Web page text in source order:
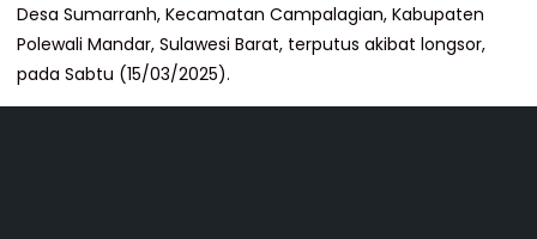
Desa Sumarranh, Kecamatan Campalagian, Kabupaten
Polewali Mandar, Sulawesi Barat, terputus akibat longsor,
pada Sabtu (15/03/2025).